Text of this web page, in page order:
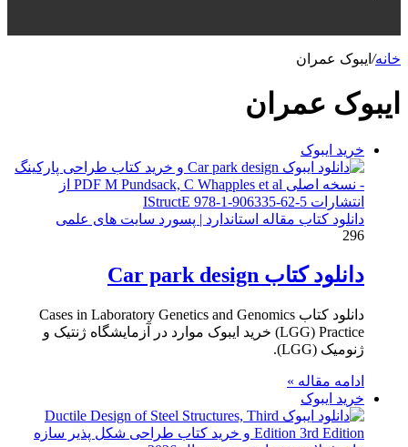
خانه/ ایبوک عمران
ایبوک عمران
خرید ایبوک
دانلود کتاب مقاله استاندارد | پسورد سایت های علمی
296
دانلود کتاب Car park design
دانلود کتاب Cases in Laboratory Genetics and Genomics
(LGG) Practice خرید ایبوک موارد در آزمایشگاه ژنتیک و
ژنومیک (LGG).
ادامه مقاله »
خرید ایبوک